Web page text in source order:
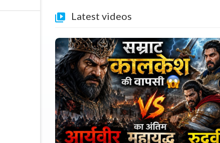
Latest videos